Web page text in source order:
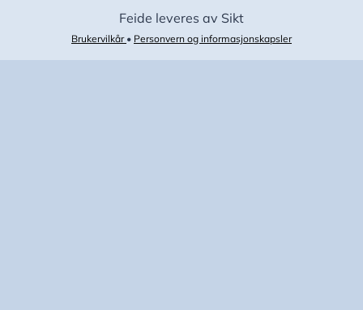
Feide leveres av Sikt
Brukervilkår • Personvern og informasjonskapsler